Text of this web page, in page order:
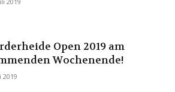
Open 2019 am
Wochenende!
2019